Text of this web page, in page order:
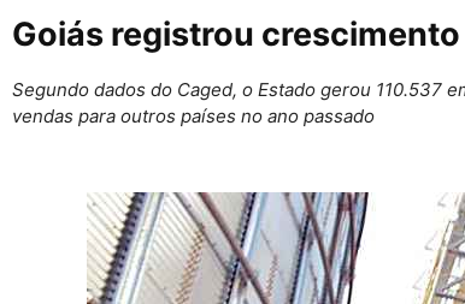
Goiás registrou
Segundo dados do Caged, o Estado gerou 110.537
vendas para outros países no ano passado